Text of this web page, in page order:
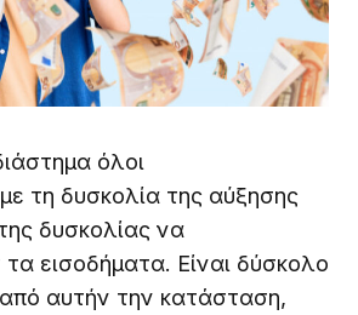
όλοι
τη δυσκολία της αύξησης
δυσκολίας να
εισοδήματα. Είναι δύσκολο
αυτήν την κατάσταση,